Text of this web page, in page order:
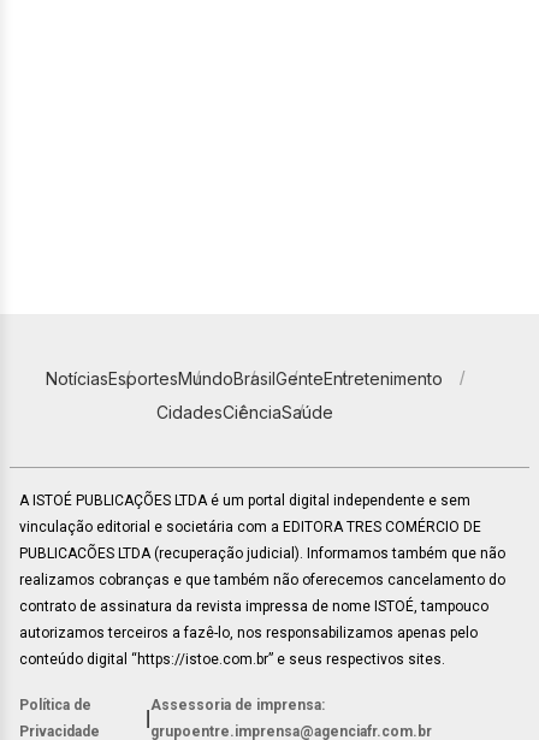
NotíciasEsportesMundoBrasilGenteEntretenimento
CidadesCiênciaSaúde
A ISTOÉ PUBLICAÇÕES LTDA é um portal digital independente e sem
vinculação editorial e societária com a EDITORA TRES COMÉRCIO DE
PUBLICACÕES LTDA (recuperação judicial). Informamos também que não
realizamos cobranças e que também não oferecemos cancelamento do
contrato de assinatura da revista impressa de nome ISTOÉ, tampouco
autorizamos terceiros a fazê-lo, nos responsabilizamos apenas pelo
conteúdo digital “https://istoe.com.br” e seus respectivos sites.
Política de
Privacidade
Assessoria de imprensa:
grupoentre.imprensa@agenciafr.com.br